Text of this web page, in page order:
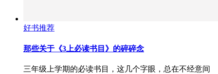
好书推荐
那些关于《3上必读书目》的碎碎念
三年级上学期的必读书目，这几个字眼，总在不经意间